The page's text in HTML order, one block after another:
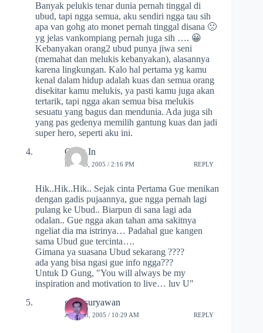
Banyak pelukis tenar dunia pernah tinggal di
ubud, tapi ngga semua, aku sendiri ngga tau sih
apa van gohg ato monet pernah tinggal disana 🙁
yg jelas vankompiang pernah juga sih …. 😀
Kebanyakan orang2 ubud punya jiwa seni
(memahat dan melukis kebanyakan), alasannya
karena lingkungan. Kalo hal pertama yg kamu
kenal dalam hidup adalah kuas dan semua orang
disekitar kamu melukis, ya pasti kamu juga akan
tertarik, tapi ngga akan semua bisa melukis
sesuatu yang bagus dan mendunia. Ada juga sih
yang pas gedenya memilih gantung kuas dan jadi
super hero, seperti aku ini.
Gung In
MAY 23, 2005 / 2:16 PM REPLY
Hik..Hik..Hik.. Sejak cinta Pertama Gue menikan
dengan gadis pujaannya, gue ngga pernah lagi
pulang ke Ubud.. Biarpun di sana lagi ada
odalan.. Gue ngga akan tahan ama sakitnya
ngeliat dia ma istrinya… Padahal gue kangen
sama Ubud gue tercinta….
Gimana ya suasana Ubud sekarang ????
ada yang bisa ngasi gue info ngga???
Untuk D Gung, "You will always be my
inspiration and motivation to live… luv U"
gede suryawan
JULY 23, 2005 / 10:29 AM REPLY